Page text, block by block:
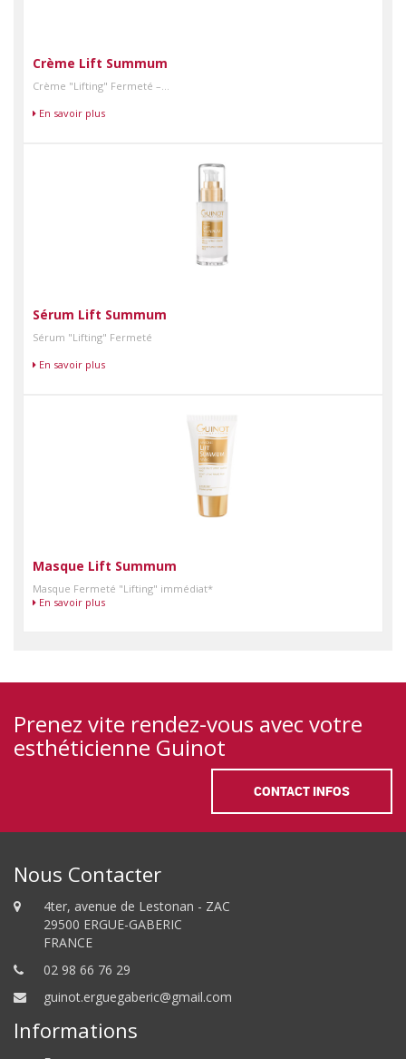
Crème Lift Summum
Crème "Lifting" Fermeté –...
En savoir plus
Sérum Lift Summum
Sérum "Lifting" Fermeté
En savoir plus
Masque Lift Summum
Masque Fermeté "Lifting" immédiat*
En savoir plus
Prenez vite rendez-vous avec votre
esthéticienne Guinot
CONTACT INFOS
Nous Contacter
4ter, avenue de Lestonan - ZAC
29500 ERGUE-GABERIC
FRANCE
02 98 66 76 29
guinot.erguegaberic@gmail.com
Informations